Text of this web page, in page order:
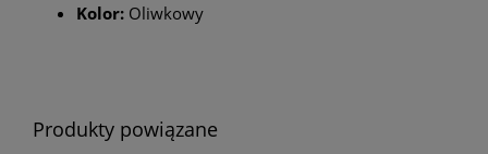
Kolor: Oliwkowy
Produkty powiązane